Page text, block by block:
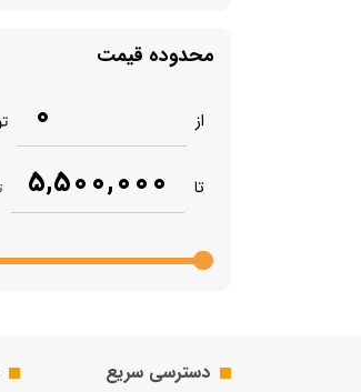
محدوده قیمت
از 0
تا 5,500,000
دسترسی سریع